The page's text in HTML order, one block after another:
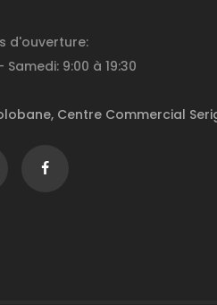
d'ouverture:
Samedi: 9:00 à 19:30
Centre Commercial